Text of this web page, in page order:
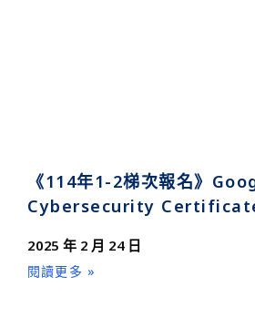
《114年1-2梯次報名》
Cybersecurity Certificate
2025 年 2 月 24 日
閱讀更多 »